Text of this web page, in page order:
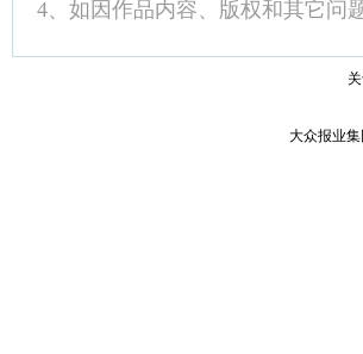
4、如因作品内容、版权和其它问
大众报业